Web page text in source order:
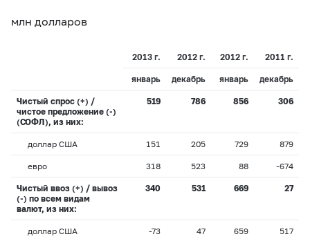
млн долларов
2013 г. 2012 г. 2012 г. 2011 г.
январь декабрь январь декабрь
Чистый спрос (+) /
чистое предложение (-)
(СОФЛ), из них:
519 786 856 306
доллар США 151 205 729 879
евро 318 523 88 -674
Чистый ввоз (+) / вывоз
(-) по всем видам
валют, из них:
340 531 669 27
доллар США -73 47 659 517